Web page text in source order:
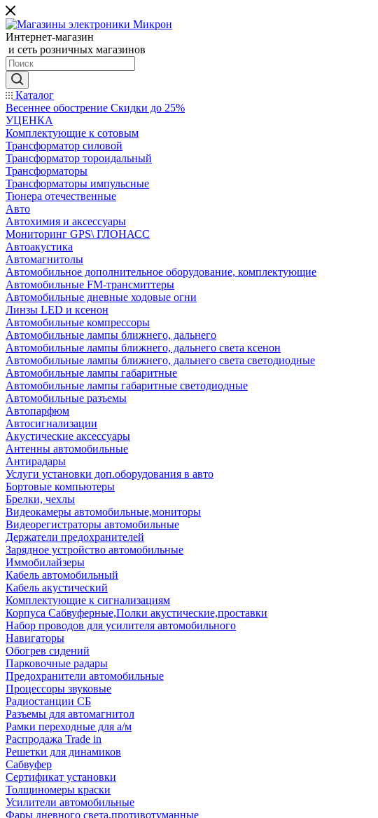
Интернет-магазин
и сеть розничных магазинов
Каталог
Весеннее обострение Скидки до 25%
УЦЕНКА
Комплектующие к сотовым
Трансформатор силовой
Трансформатор тороидальный
Трансформаторы
Трансформаторы импульсные
Тюнера отечественные
Авто
Автохимия и аксессуары
Мониторинг GPS\ ГЛОНАСС
Автоакустика
Автомагнитолы
Автомобильное дополнительное оборудование, комплектующие
Автомобильные FM-трансмиттеры
Автомобильные дневные ходовые огни
Линзы LED и ксенон
Автомобильные компрессоры
Автомобильные лампы ближнего, дальнего
Автомобильные лампы ближнего, дальнего света ксенон
Автомобильные лампы ближнего, дальнего света светодиодные
Автомобильные лампы габаритные
Автомобильные лампы габаритные светодиодные
Автомобильные разъемы
Автопарфюм
Автосигнализации
Акустические аксессуары
Антенны автомобильные
Антирадары
Услуги установки доп.оборудования в авто
Бортовые компьютеры
Брелки, чехлы
Видеокамеры автомобильные,мониторы
Видеорегистраторы автомобильные
Держатели предохранителей
Зарядное устройство автомобильные
Иммобилайзеры
Кабель автомобильный
Кабель акустический
Комплектующие к сигнализациям
Корпуса Сабвуферные,Полки акустические,проставки
Набор проводов для усилителя автомобильного
Навигаторы
Обогрев сидений
Парковочные радары
Предохранители автомобильные
Процессоры звуковые
Радиостанции СБ
Разъемы для автомагнитол
Рамки переходные для а/м
Распродажа Trade in
Решетки для динамиков
Сабвуфер
Сертификат установки
Толщиномеры краски
Усилители автомобильные
Фары дневного света,противотуманные